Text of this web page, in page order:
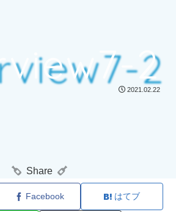
2
2021.02.22
Share
Facebook はてブ